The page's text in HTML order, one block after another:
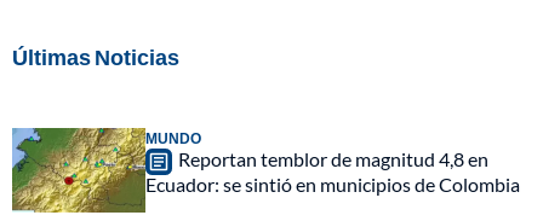
Últimas Noticias
MUNDO
Reportan temblor de magnitud 4,8 en
Ecuador: se sintió en municipios de Colombia